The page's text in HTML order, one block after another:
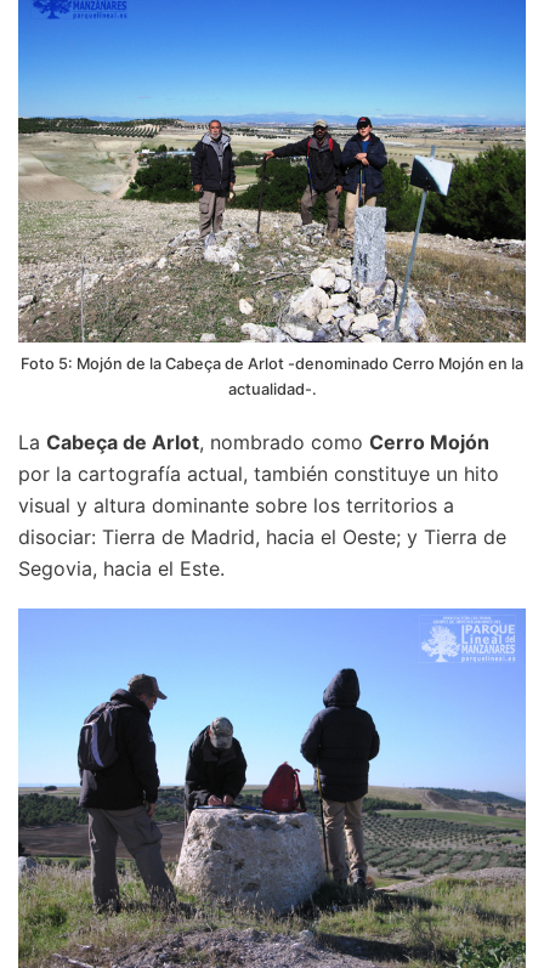
Foto 5: Mojón de la Cabeça de Arlot -denominado Cerro Mojón en la
actualidad-.
La Cabeça de Arlot, nombrado como Cerro Mojón
por la cartografía actual, también constituye un hito
visual y altura dominante sobre los territorios a
disociar: Tierra de Madrid, hacia el Oeste; y Tierra de
Segovia, hacia el Este.